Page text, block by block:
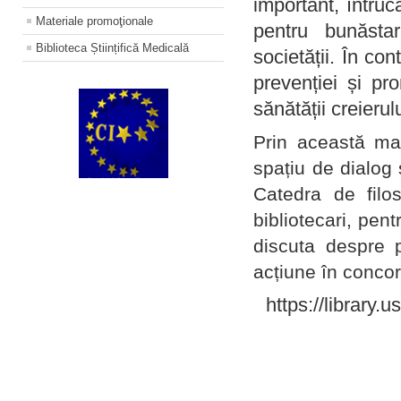
Materiale promoţionale
Biblioteca Științifică Medicală
important,
pentru
societății. În
prevenției și
sănătății
Prin această
spațiu de dialog
Catedra de
bibliotecari,
discuta despre
acțiune în
https://